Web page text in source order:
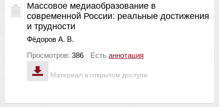
Материал в открытом доступе
Массовое медиаобразование в
современной России: реальные достижения
и трудности
Фёдоров А. В.
Просмотров: 386 Есть аннотация